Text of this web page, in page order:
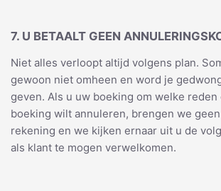
7. U BETAALT GEEN
Niet alles verloopt altijd volgens plan.
gewoon niet omheen en word je
geven. Als u uw boeking om welke reden
boeking wilt annuleren, brengen we
rekening en we kijken ernaar uit u de
als klant te mogen verwelkomen.